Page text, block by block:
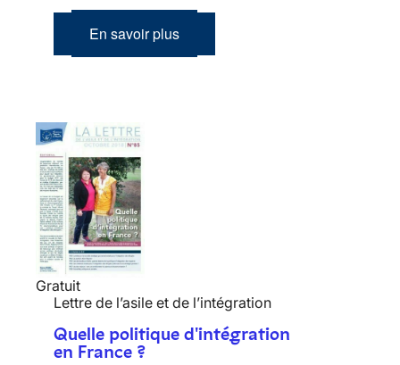
En savoir plus
Gratuit
Lettre de l’asile et de l’intégration
Quelle politique d'intégration
en France ?